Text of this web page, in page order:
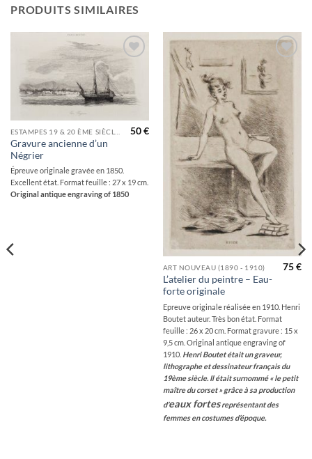
PRODUITS SIMILAIRES
à la
wishlist
Gravure ancienne d’un
Négrier
50€
Épreuve originale gravée en 1850.
Excellent état. Format feuille : 27 x 19 cm.
Original antique engraving of 1850
ART NOUVEAU (1890 - 1910)
L’atelier du peintre – Eau-
forte originale
75€
Epreuve originale réalisée en 1910. Henri
Boutet auteur. Très bon état. Format
feuille : 26 x 20 cm. Format gravure : 15 x
9,5 cm. Original antique engraving of
1910. Henri Boutet était un graveur,
lithographe et dessinateur français du
19ème siècle. Il était surnommé « le petit
maître du corset » grâce à sa production
d’eaux fortesreprésentant des
femmes en costumes d’époque.